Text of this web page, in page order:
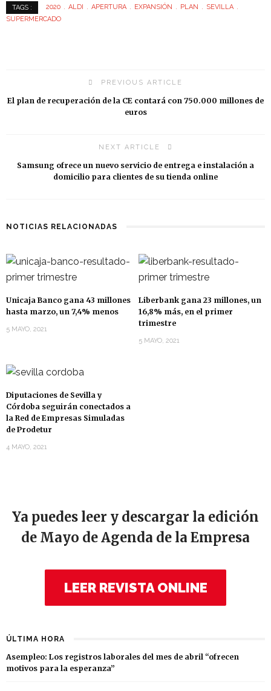
TAGS : 2020 ALDI APERTURA EXPANSIÓN PLAN
SEVILLA
SUPERMERCADO
PREVIOUS ARTICLE
El plan de recuperación de la CE contará con 750.000 millones de
euros
NEXT ARTICLE
Samsung ofrece un nuevo servicio de entrega e instalación a
domicilio para clientes de su tienda online
NOTICIAS RELACIONADAS
Unicaja Banco gana 43 millones
hasta marzo, un 7,4% menos
5 MAYO, 2021
Liberbank gana 23 millones, un
16,8% más, en el primer
trimestre
5 MAYO, 2021
Diputaciones de Sevilla y
Córdoba seguirán conectados a
la Red de Empresas Simuladas
de Prodetur
4 MAYO, 2021
Ya puedes leer y descargar la edición
de Mayo de Agenda de la Empresa
LEER REVISTA ONLINE
ÚLTIMA HORA
Asempleo: Los registros laborales del mes de abril “ofrecen
motivos para la esperanza”